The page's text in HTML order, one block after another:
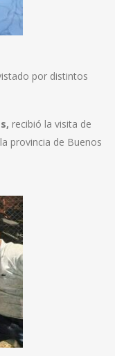
por distintos
recibió la visita de
provincia de Buenos